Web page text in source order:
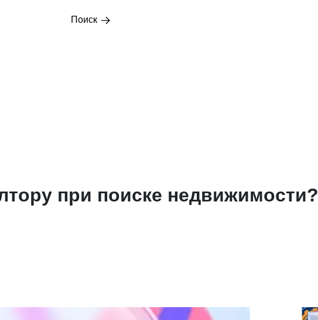
Поиск
при поиске недвижимости?